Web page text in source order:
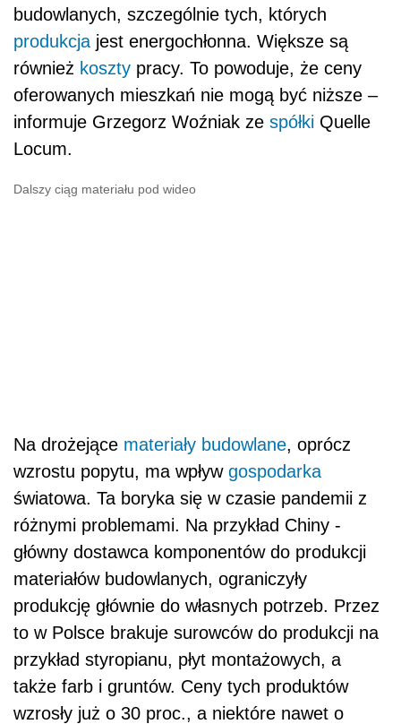
budowlanych, szczególnie tych, których
produkcja jest energochłonna. Większe są
również koszty pracy. To powoduje, że ceny
oferowanych mieszkań nie mogą być niższe –
informuje Grzegorz Woźniak ze spółki Quelle
Locum.
Dalszy ciąg materiału pod wideo
Na drożejące materiały budowlane, oprócz
wzrostu popytu, ma wpływ gospodarka
światowa. Ta boryka się w czasie pandemii z
różnymi problemami. Na przykład Chiny -
główny dostawca komponentów do produkcji
materiałów budowlanych, ograniczyły
produkcję głównie do własnych potrzeb. Przez
to w Polsce brakuje surowców do produkcji na
przykład styropianu, płyt montażowych, a
także farb i gruntów. Ceny tych produktów
wzrosły już o 30 proc., a niektóre nawet o